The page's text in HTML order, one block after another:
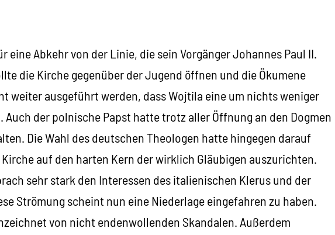
eine Abkehr von der Linie, die sein Vorgänger Johannes Paul II.
die Kirche gegenüber der Jugend öffnen und die Ökumene
weiter ausgeführt werden, dass Wojtila eine um nichts weniger
der polnische Papst hatte trotz aller Öffnung an den Dogmen
Die Wahl des deutschen Theologen hatte hingegen darauf
auf den harten Kern der wirklich Gläubigen auszurichten.
sehr stark den Interessen des italienischen Klerus und der
Strömung scheint nun eine Niederlage eingefahren zu haben.
von nicht endenwollenden Skandalen. Außerdem